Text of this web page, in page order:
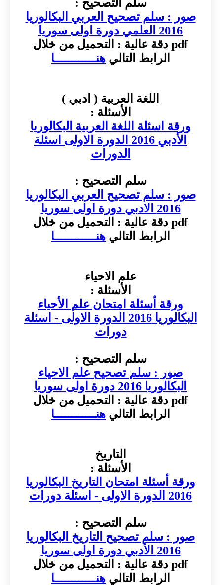
سلم التصحيح :
صور : سلم تصحيح العربي البكالوريا
2016 العلمي دورة اولى سوريا
pdf دقة عالية : التحميل من خلال
الرابط التالي هنــــــــــــا
اللغة العربية ( ادبي )
الأسئلة :
ورقة اسئلة اللغة العربية البكالوريا
الأدبي 2016 الدورة الاولى اسئلة
الدورات
سلم التصحيح :
صور : سلم تصحيح العربي البكالوريا
2016 الادبي دورة اولى سوريا
pdf دقة عالية : التحميل من خلال
الرابط التالي هنــــــــــــا
علم الاحياء
الأسئلة :
ورقة أسئلة امتحان علم الأحياء
البكالوريا 2016 الدورة الاولى - اسئلة
دورات
سلم التصحيح :
صور : سلم تصحيح علم الاحياء
البكالوريا 2016 دورة اولى سوريا
pdf دقة عالية : التحميل من خلال
الرابط التالي هنــــــــــــا
التاريخ
الأسئلة :
ورقة أسئلة امتحان التاريخ البكالوريا
2016 الدورة الاولى - اسئلة دورات
سلم التصحيح :
صور : سلم تصحيح التاريخ البكالوريا
2016 الأدبي دورة اولى سوريا
pdf دقة عالية : التحميل من خلال
الرابط التالي هنــــــــــــا